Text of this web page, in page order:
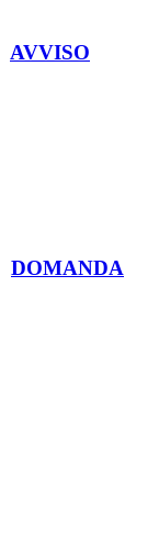
AVVISO
DOMANDA